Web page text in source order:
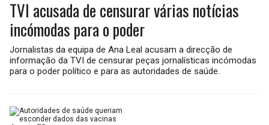
TVI acusada de censurar várias notícias
incómodas para o poder
Jornalistas da equipa de Ana Leal acusam a direcção de
informação da TVI de censurar peças jornalísticas incómodas
para o poder político e para as autoridades de saúde.